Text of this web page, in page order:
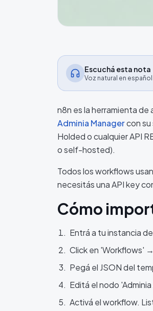
Escuchá esta nota
Voz natural en
n8n es la herramienta
Adminia Managercon
Holded o cualquier API
o self-hosted).
Todos los workflows
necesitás una API key
Cómo
Entrá a tu instancia
Click en 'Workflows'
Pegá el JSON del
Editá el nodo
Activá el workflow.